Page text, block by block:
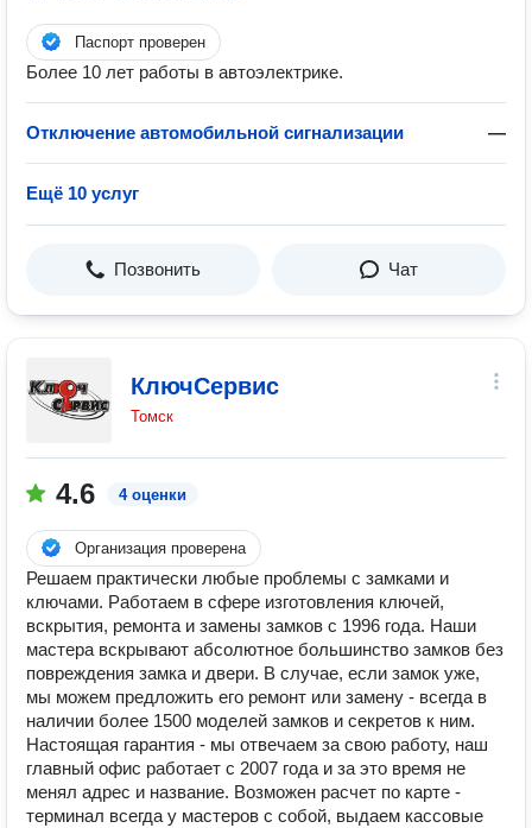
Паспорт проверен
Более 10 лет работы в автоэлектрике.
Отключение автомобильной сигнализации —
Ещё 10 услуг
Позвонить Чат
КлючСервис
Томск
4.6 4 оценки
Организация проверена
Решаем практически любые проблемы с замками и
ключами. Работаем в сфере изготовления ключей,
вскрытия, ремонта и замены замков с 1996 года. Наши
мастера вскрывают абсолютное большинство замков без
повреждения замка и двери. В случае, если замок уже,
мы можем предложить его ремонт или замену - всегда в
наличии более 1500 моделей замков и секретов к ним.
Настоящая гарантия - мы отвечаем за свою работу, наш
главный офис работает с 2007 года и за это время не
менял адрес и название. Возможен расчет по карте -
терминал всегда у мастеров с собой, выдаем кассовые